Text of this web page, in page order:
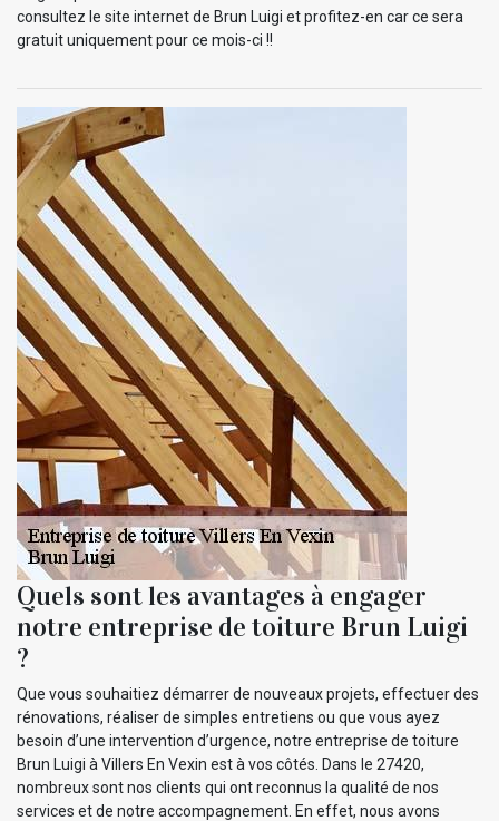
consultez le site internet de Brun Luigi et profitez-en car ce sera
gratuit uniquement pour ce mois-ci !!
Quels sont les avantages à engager
notre entreprise de toiture Brun Luigi
?
Que vous souhaitiez démarrer de nouveaux projets, effectuer des
rénovations, réaliser de simples entretiens ou que vous ayez
besoin d’une intervention d’urgence, notre entreprise de toiture
Brun Luigi à Villers En Vexin est à vos côtés. Dans le 27420,
nombreux sont nos clients qui ont reconnus la qualité de nos
services et de notre accompagnement. En effet, nous avons